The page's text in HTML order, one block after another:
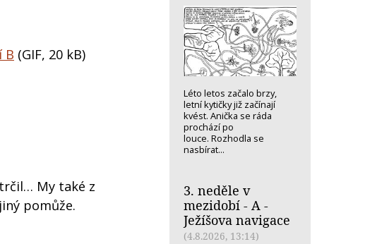
B (GIF, 20 kB)
My také z
pomůže.
Léto letos začalo brzy,
letní kytičky již začínají
kvést. Anička se ráda
prochází po
louce. Rozhodla se
nasbírat...
3. neděle v
mezidobí - A -
Ježíšova navigace
(4.8.2026, 13:14)